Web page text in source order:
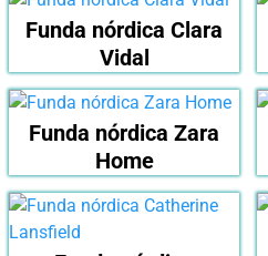
Funda nórdica Clara
Vidal
Funda nórdica Zara
Home